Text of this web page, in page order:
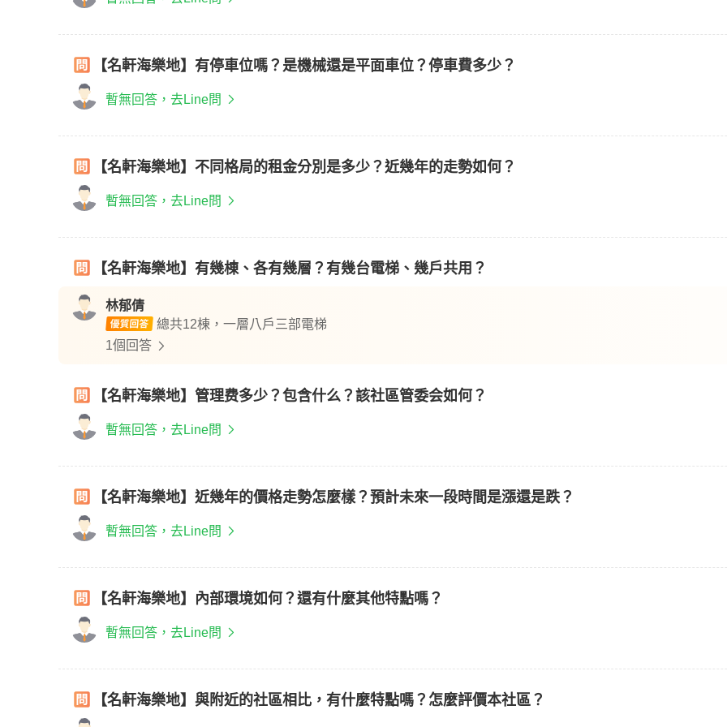
【名軒海樂地】有停車位嗎？是機械還是平面車位？停車費多少？
暫無回答，去Line問
【名軒海樂地】不同格局的租金分別是多少？近幾年的走勢如何？
暫無回答，去Line問
【名軒海樂地】有幾棟、各有幾層？有幾台電梯、幾戶共用？
林郁倩
總共12棟，一層八戶三部電梯
1個回答
【名軒海樂地】管理费多少？包含什么？該社區管委会如何？
暫無回答，去Line問
【名軒海樂地】近幾年的價格走勢怎麼樣？預計未來一段時間是漲還是跌？
暫無回答，去Line問
【名軒海樂地】內部環境如何？還有什麼其他特點嗎？
暫無回答，去Line問
【名軒海樂地】與附近的社區相比，有什麼特點嗎？怎麼評價本社區？